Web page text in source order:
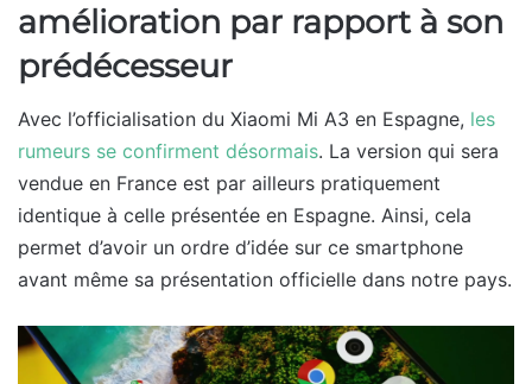
amélioration par rapport à son
prédécesseur
Avec l’officialisation du Xiaomi Mi A3 en Espagne, les
rumeurs se confirment désormais. La version qui sera
vendue en France est par ailleurs pratiquement
identique à celle présentée en Espagne. Ainsi, cela
permet d’avoir un ordre d’idée sur ce smartphone
avant même sa présentation officielle dans notre pays.